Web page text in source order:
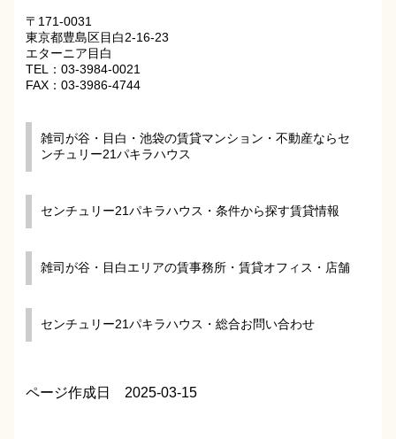
〒171-0031
東京都豊島区目白2-16-23
エターニア目白
TEL：03-3984-0021
FAX：03-3986-4744
雑司が谷・目白・池袋の賃貸マンション・不動産ならセ
ンチュリー21パキラハウス
センチュリー21パキラハウス・条件から探す賃貸情報
雑司が谷・目白エリアの賃事務所・賃貸オフィス・店舗
センチュリー21パキラハウス・総合お問い合わせ
ページ作成日 2025-03-15